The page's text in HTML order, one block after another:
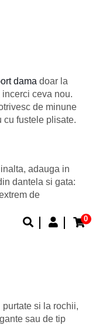
0
dama doar la
ceva nou.
de minune
cu fustele plisate.
adauga in
dantela si gata:
de
si la rochii,
sau de tip